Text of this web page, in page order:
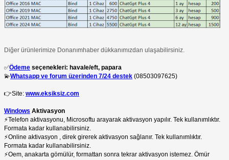
Diğer ürünlerimize Donanımhaber dükkanımızdan ulaşabilirsiniz.
✅Ödeme seçenekleri: havale/eft, papara
💫Whatsapp ve forum üzerinden 7/24 destek (08503097625)
👉Site: www.eksiksiz.com
Windows Aktivasyon
⚡️Telefon aktivasyonu, Microsoftu arayarak aktivasyon yapılır. Tek kullanımlıktır.
Formata kadar kullanabilirsiniz.
⚡️Online aktivasyon , direk girerek aktivasyon sağlanır. Tek kullanımlıktır.
Formata kadar kullanabilirsiniz.
⚡️Oem, anakarta gömülür, formattan sonra tekrar aktivasyon istemez. Ömür